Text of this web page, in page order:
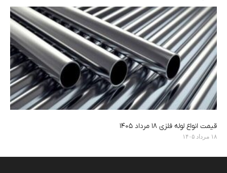
قیمت انواع لوله فلزی ۱۸ مرداد ۱۴۰۵
۱۸ مرداد ۱۴۰۵